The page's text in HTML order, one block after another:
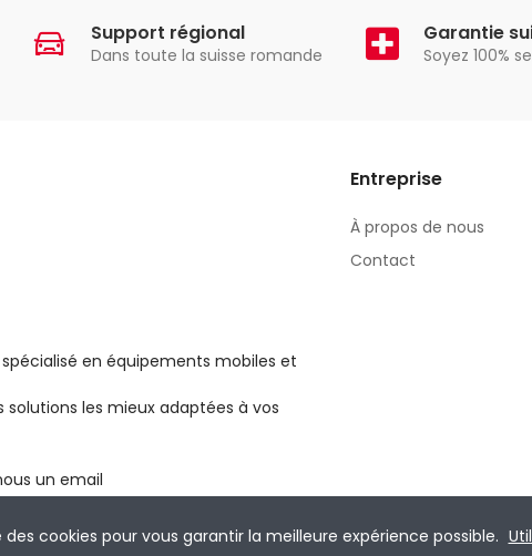
Support régional
Dans toute la suisse romande
Garantie
Soyez 100%
en équipements mobiles et
solutions les mieux adaptées à vos
un email
Entreprise
À propos de nous
Contact
cookies pour vous garantir la meilleure expérience possible.